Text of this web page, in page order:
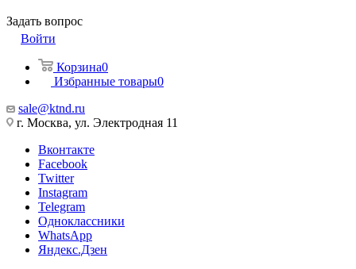
Задать вопрос
Войти
Корзина0
Избранные товары0
sale@ktnd.ru
г. Москва, ул. Электродная 11
Вконтакте
Facebook
Twitter
Instagram
Telegram
Одноклассники
WhatsApp
Яндекс.Дзен